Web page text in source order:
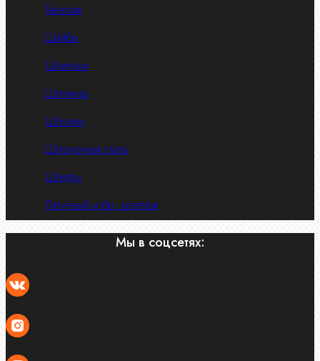
Такелаж
Шайбы
Шпильки
Шплинты
Шпонки
Шпоночная сталь
Штифты
Латунный и бр. крепеж
Мы в соцсетях: